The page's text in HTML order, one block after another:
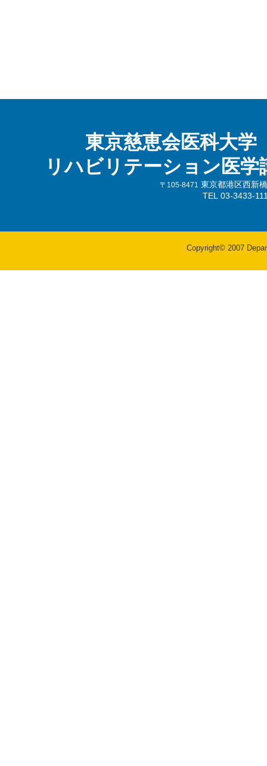
東京慈恵会医科大学
リハビリテーション医学
〒105-8471
東京都港区西新
TEL 03-3433-
Copyright© 2007